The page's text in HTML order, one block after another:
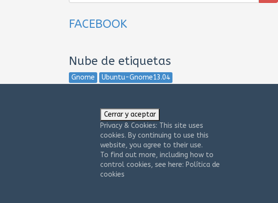
FACEBOOK
Nube de etiquetas
Gnome Ubuntu-Gnome13.04
Privacy & Cookies: This site uses
cookies. By continuing to use this
website, you agree to their use.
To find out more, including how to
control cookies, see here: Política de
cookies